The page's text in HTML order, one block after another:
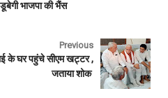
डूबेगी भाजपा की भैंस
Previous
के घर पहुंचे सीएम खट्टर ,
जताया शोक